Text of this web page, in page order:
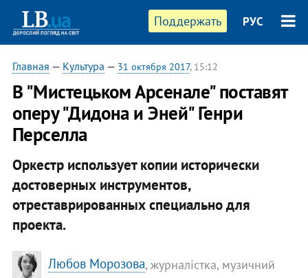
Поддержать РУС
Главная — Культура — 31 октября 2017, 15:12
В "Мистецьком Арсенале" поставят
оперу "Дидона и Эней" Генри
Перселла
Оркестр использует копии исторически
достоверных инструментов,
отреставрированных специально для
проекта.
Любов Морозова, журналістка, музичний